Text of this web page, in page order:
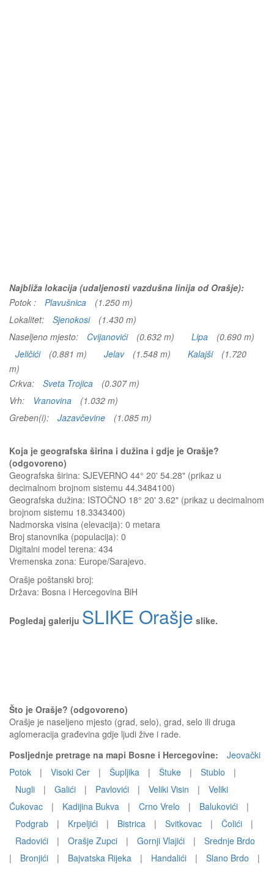
Najbliža lokacija (udaljenosti vazdušna linija od Orašje):
Potok :
Plavušnica
(1.250 m)
Lokalitet:
Sjenokosi
(1.430 m)
Naseljeno mjesto:
Cvijanovići (0.632 m) Lipa
(0.690 m)
Jeličići
(0.881 m) Jelav (1.548 m) Kalajši
(1.720
m)
Crkva:
Sveta Trojica
(0.307 m)
Vrh:
Vranovina
(1.032 m)
Greben(i):
Jazavčevine (1.085 m)
Koja je geografska širina i dužina i gdje je Orašje?
(odgovoreno)
Geografska širina: SJEVERNO 44° 20' 54.28" (prikaz u
decimalnom brojnom sistemu 44.3484100)
Geografska dužina: ISTOČNO 18° 20' 3.62" (prikaz u decimalnom
brojnom sistemu 18.3343400)
Nadmorska visina (elevacija): 0 metara
Broj stanovnika (populacija): 0
Digitalni model terena: 434
Vremenska zona: Europe/Sarajevo.
Orašje poštanski broj:
Država: Bosna i Hercegovina BiH
Pogledaj galeriju SLIKE Orašje slike.
Što je Orašje? (odgovoreno)
Orašje je naseljeno mjesto (grad, selo), grad, selo ili druga
aglomeracija građevina gdje ljudi žive i rade.
Posljednje pretrage na mapi Bosne i Hercegovine:
Jeovački
Potok
| Visoki Cer | Šupljika | Štuke | Stublo
|
Nugli
| Galići | Pavlovići | Veliki Visin |
Veliki
Ćukovac
| Kadijina Bukva | Crno Vrelo | Balukovići
|
Podgrab
| Krpeljići | Bistrica | Svitkovac | Čolići
|
Radovići
| Orašje Zupci | Gornji Vlajići |
Srednje Brdo
|
Bronjići | Bajvatska Rijeka | Handalići | Slano Brdo
|